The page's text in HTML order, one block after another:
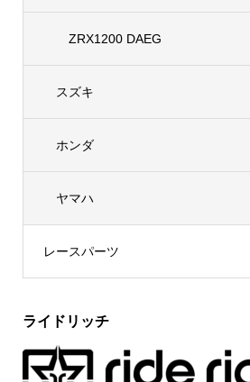
ZRX1200 DAEG
スズキ
ホンダ
ヤマハ
レースパーツ
ライドリッチ